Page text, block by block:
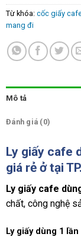
Từ khóa: cốc giấy
mang đi
Mô tả
Đánh giá (0)
Ly giấy cafe
giá rẻ ở tại
Ly giấy cafe
chất, công nghệ
Ly giấy dùng 1 lần